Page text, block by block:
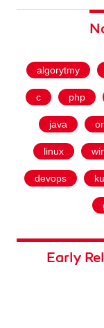
algorytmy
c php
java
linux
devops
Early